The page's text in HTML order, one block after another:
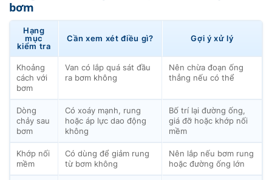
bơm
Hạng
mục
kiểm tra
Cần xem xét điều gì? Gợi ý xử lý
Khoảng
cách với
bơm
Van có lắp quá sát đầu
ra bơm không
Nên chừa đoạn ống
thẳng nếu có thể
Dòng
chảy sau
bơm
Có xoáy mạnh, rung
hoặc áp lực dao động
không
Bố trí lại đường ống,
giá đỡ hoặc khớp nối
mềm
Khớp nối
mềm
Có dùng để giảm rung
từ bơm không
Nên lắp nếu bơm rung
hoặc đường ống lớn